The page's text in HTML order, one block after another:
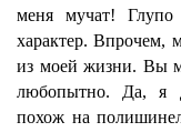
меня мучат!
характер. Впрочем,
из моей жизни. Вы
любопытно. Да, я
похож на